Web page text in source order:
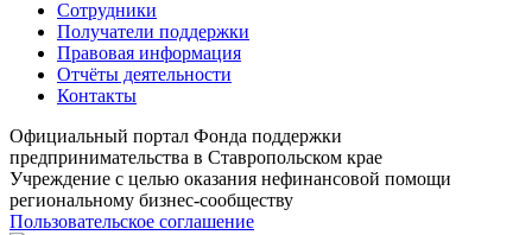
Сотрудники
Получатели поддержки
Правовая информация
Отчёты деятельности
Контакты
Официальный портал Фонда поддержки
предпринимательства в Ставропольском крае
Учреждение с целью оказания нефинансовой помощи
региональному бизнес-сообществу
Пользовательское соглашение